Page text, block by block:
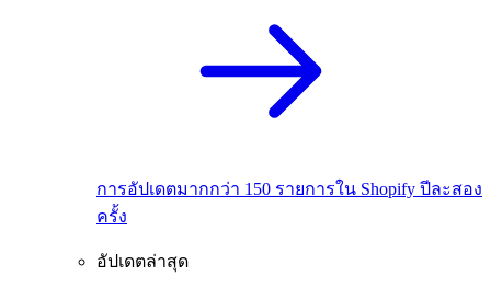
การอัปเดตมากกว่า 150 รายการใน Shopify ปีละสอง
ครั้ง
อัปเดตล่าสุด